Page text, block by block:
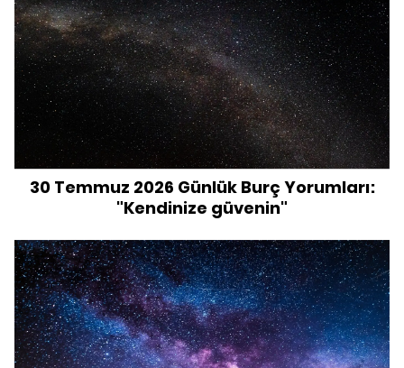
30 Temmuz 2026 Günlük Burç Yorumları:
"Kendinize güvenin"